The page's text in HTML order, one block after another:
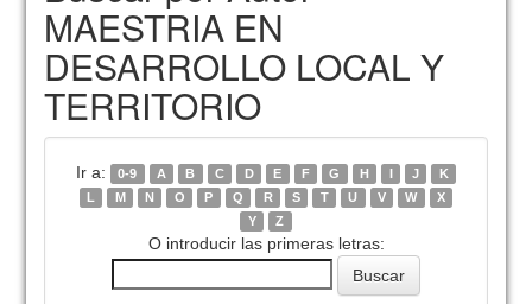
MAESTRIA EN
DESARROLLO LOCAL Y
TERRITORIO
Ir a: 0-9 A B C D E F G H I J
K
L
M N O P Q R S T U V W
X
Y
Z
O introducir las primeras letras: